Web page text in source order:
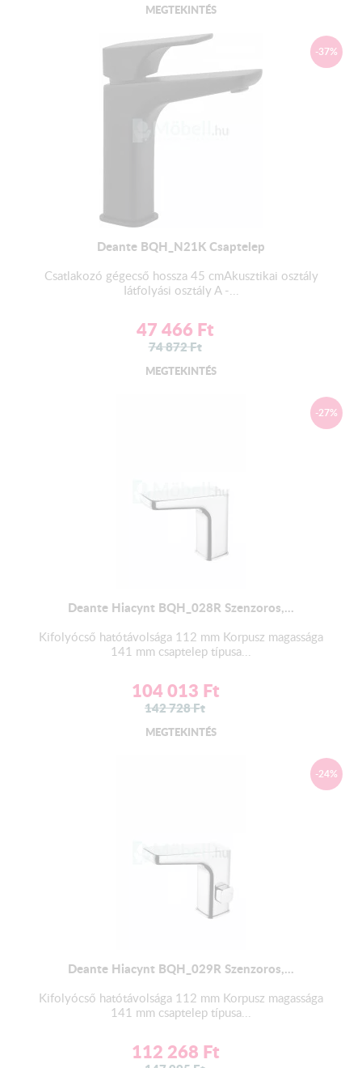
MEGTEKINTÉS
-37%
Deante BQH_N21K Csaptelep
Csatlakozó gégecső hossza 45 cmAkusztikai osztály
Iátfolyási osztály A -...
47 466 Ft
74 872Ft
MEGTEKINTÉS
-27%
Deante Hiacynt BQH_028R Szenzoros,...
Kifolyócső hatótávolsága 112 mm Korpusz magassága
141 mm csaptelep típusa...
104 013 Ft
142 728Ft
MEGTEKINTÉS
-24%
Deante Hiacynt BQH_029R Szenzoros,...
Kifolyócső hatótávolsága 112 mm Korpusz magassága
141 mm csaptelep típusa...
112 268 Ft